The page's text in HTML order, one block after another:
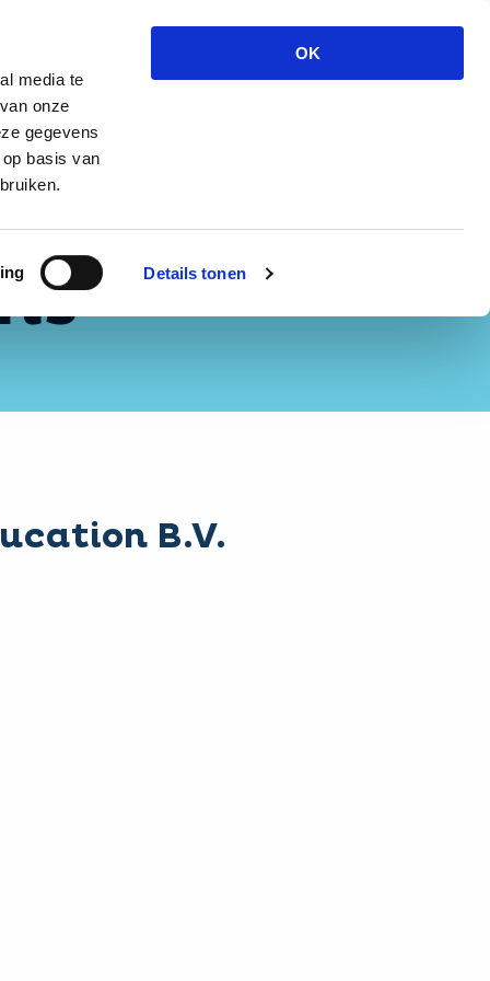
media te
onze
gegevens
basis van
Details tonen
OK
Over ons Inloggen
B.V.